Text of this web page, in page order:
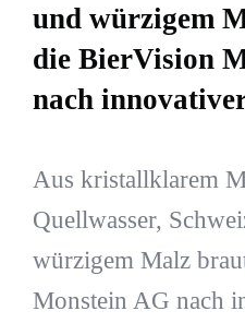
und würzigem
die BierVision
nach
Aus kristallklarem
Quellwasser,
würzigem Malz
Monstein AG nach